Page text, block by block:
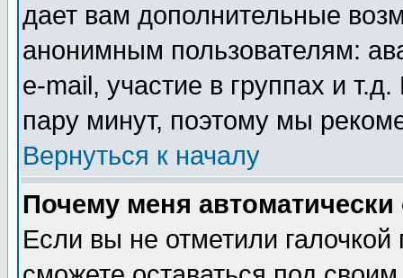
дает вам дополнительные
анонимным пользователям:
e-mail, участие в группах и
пару минут, поэтому мы
Вернуться к началу
Почему меня автоматически
Если вы не отметили галочкой